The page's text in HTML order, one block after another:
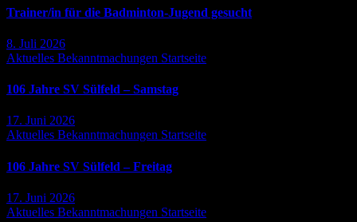
Trainer/in für die Badminton-Jugend gesucht
8. Juli 2026
Aktuelles Bekanntmachungen Startseite
106 Jahre SV Sülfeld – Samstag
17. Juni 2026
Aktuelles Bekanntmachungen Startseite
106 Jahre SV Sülfeld – Freitag
17. Juni 2026
Aktuelles Bekanntmachungen Startseite